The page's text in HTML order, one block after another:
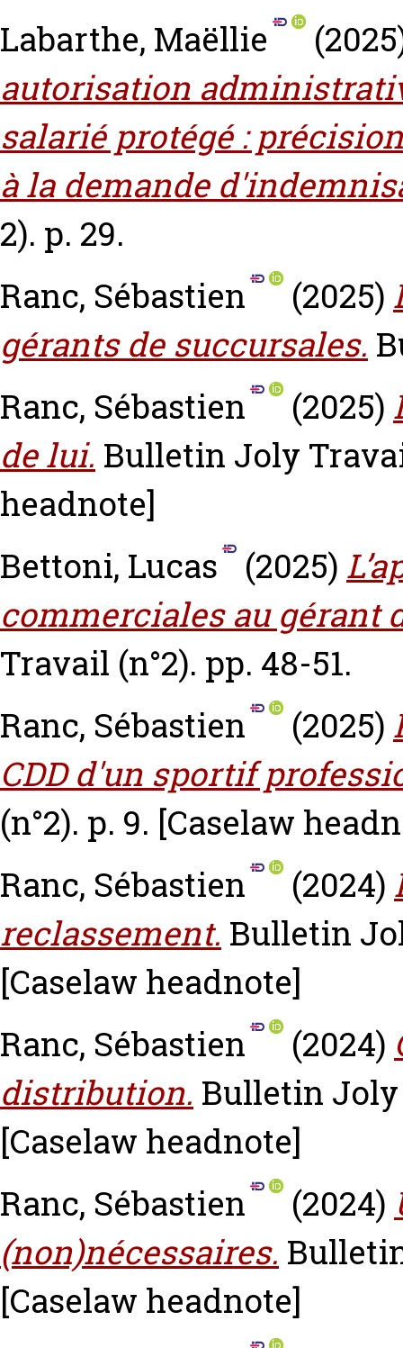
Labarthe, Maëllie
autorisation
salarié protégé :
à la demande
2). p. 29.
Ranc, Sébastien
(2025)
gérants de succursales.
Ranc, Sébastien
(2025)
de lui. Bulletin Joly
headnote]
Bettoni, Lucas
(2025)
commerciales au gérant
Travail (n°2). pp. 48-51.
Ranc, Sébastien
(2025)
CDD d'un sportif
(n°2). p. 9. [Caselaw
Ranc, Sébastien
(2024)
reclassement. Bulletin
[Caselaw headnote]
Ranc, Sébastien
(2024)
distribution. Bulletin Joly
[Caselaw headnote]
Ranc, Sébastien
(2024)
(non)nécessaires.
[Caselaw headnote]